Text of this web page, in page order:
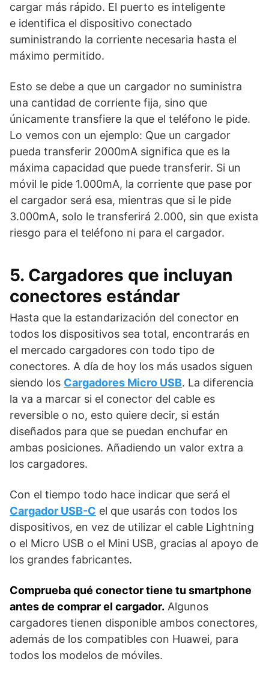
cargar más rápido. El puerto es inteligente
e identifica el dispositivo conectado
suministrando la corriente necesaria hasta el
máximo permitido.
Esto se debe a que un cargador no suministra
una cantidad de corriente fija, sino que
únicamente transfiere la que el teléfono le pide.
Lo vemos con un ejemplo: Que un cargador
pueda transferir 2000mA significa que es la
máxima capacidad que puede transferir. Si un
móvil le pide 1.000mA, la corriente que pase por
el cargador será esa, mientras que si le pide
3.000mA, solo le transferirá 2.000, sin que exista
riesgo para el teléfono ni para el cargador.
5. Cargadores que incluyan
conectores estándar
Hasta que la estandarización del conector en
todos los dispositivos sea total, encontrarás en
el mercado cargadores con todo tipo de
conectores. A día de hoy los más usados siguen
siendo los Cargadores Micro USB. La diferencia
la va a marcar si el conector del cable es
reversible o no, esto quiere decir, si están
diseñados para que se puedan enchufar en
ambas posiciones. Añadiendo un valor extra a
los cargadores.
Con el tiempo todo hace indicar que será el
Cargador USB-C el que usarás con todos los
dispositivos, en vez de utilizar el cable Lightning
o el Micro USB o el Mini USB, gracias al apoyo de
los grandes fabricantes.
Comprueba qué conector tiene tu smartphone
antes de comprar el cargador. Algunos
cargadores tienen disponible ambos conectores,
además de los compatibles con Huawei, para
todos los modelos de móviles.